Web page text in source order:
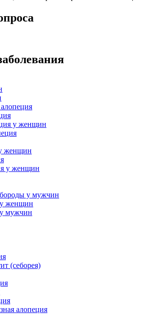
у женщин
женщин
у женщин
у мужчин
у женщин
мужчин
(себорея)
алопеция